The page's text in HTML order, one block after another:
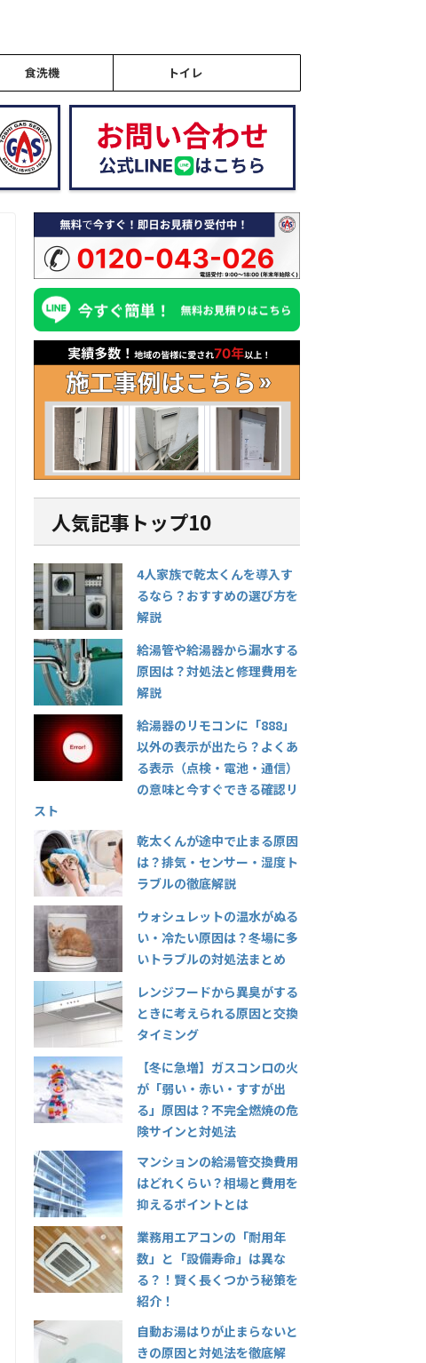
食洗機 トイレ
2026/2/9
レンジフードの「換気が逆流
する」原因とは？冬に起きや
すい風圧・気密・ダクトの対
策をわかりやすく解説
料理中や調理後にレンジフードを
回しているのに、「なぜかキッチ
ンににおいが残る」「外の冷たい
風が入ってくる」「煙が逆に戻っ
てくる」と感じたことはありませ
換気がうまく外へ排出されず、
「逆流」している可能性がありま
す。 特に冬場は、外気との温度差
や風圧の影響で換気トラブルが起
きやすくなります。本記事では、
レンジフードの換気逆流が起こる
仕組みや主な原因、そして自分で
できる対策から専門業者に依頼す
べきケースまで、わかりやすく解
説します。ぜひ最後までご覧くだ
さい！ レンジフードの換気はど
この記事を読む
給湯器のリモコンに「888」
以外の表示が出たら？よくあ
る表示（点検・電池・通信）
の意味と今すぐできる確認リ
スト
給湯器のリモコンをふと見たと
き、見慣れない数字や記号が表示
されていて「これって故障？」
とくに「888」以外の表示が出た
場合、多くの人が戸惑ってしまい
は、機器の状態や異常を知らせ
る“サイン”です。正しく意味を理
解すれば、あわてずに対処できる
出たときに考えられる原因や意
味、今すぐできる確認方法、業者
に相談すべきタイミングまで、わ
...
この記事を読む
人気記事トップ10
4人家族で乾太くんを導入す
るなら？おすすめの選び方を
解説
給湯管や給湯器から漏水する
原因は？対処法と修理費用を
解説
給湯器のリモコンに「888」
以外の表示が出たら？よくあ
る表示（点検・電池・通信）
の意味と今すぐできる確認リ
スト
乾太くんが途中で止まる原因
は？排気・センサー・湿度ト
ラブルの徹底解説
ウォシュレットの温水がぬる
い・冷たい原因は？冬場に多
いトラブルの対処法まとめ
レンジフードから異臭がする
ときに考えられる原因と交換
タイミング
【冬に急増】ガスコンロの火
が「弱い・赤い・すすが出
る」原因は？不完全燃焼の危
険サインと対処法
マンションの給湯管交換費用
はどれくらい？相場と費用を
抑えるポイントとは
業務用エアコンの「耐用年
数」と「設備寿命」は異な
る？！賢く長くつかう秘策を
紹介！
自動お湯はりが止まらないと
きの原因と対処法を徹底解